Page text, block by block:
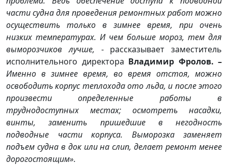
части судна для проведения ремонтных работ можно
осуществить только в зимнее время, при очень
низких температурах. И чем больше мороз, тем для
выморозчиков лучше, - рассказывает заместитель
исполнительного директора Владимир Фролов. –
Именно в зимнее время, во время отстоя, можно
освободить корпус теплохода ото льда, и после этого
произвести определенные работы в
труднодоступных местах; осмотреть насадки,
винты, заменить пришедшие в негодность
подводные части корпуса. Выморозка заменяет
подъем судна в док или на слип, делает ремонт менее
дорогостоящим».